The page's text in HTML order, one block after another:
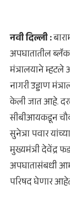
नवी दिल्ली :
अपघातातील
मंत्रालयाने
नागरी उड्डाण
केली जात आहे.
सीबीआयकडून
सुनेत्रा पवार
मुख्यमंत्री देवेंद्र
अपघातासंबधी
परिषद घेणार